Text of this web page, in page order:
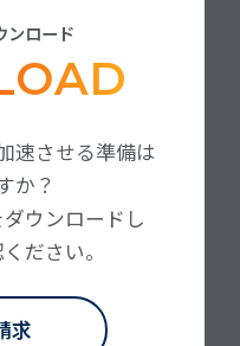
ンロード
速させる準備は
か？
ウンロードし
ださい。
求